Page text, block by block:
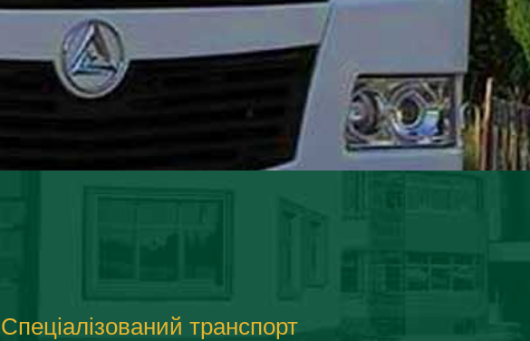
Спеціалізований транспорт